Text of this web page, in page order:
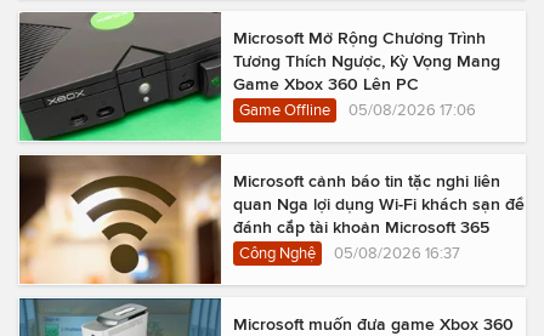
Microsoft Mở Rộng Chương Trình
Tương Thích Ngược, Kỳ Vọng Mang
Game Xbox 360 Lên PC
Game Offline 05/08/2026 17:06
Microsoft cảnh báo tin tặc nghi liên
quan Nga lợi dụng Wi-Fi khách sạn để
đánh cắp tài khoản Microsoft 365
Công Nghệ 05/08/2026 16:37
Microsoft muốn đưa game Xbox 360